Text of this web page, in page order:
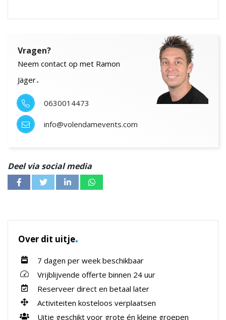
Vragen?
Neem contact op met Ramon
Jäger.
0630014473
info@volendamevents.com
Deel via social media
Over dit uitje.
7 dagen per week beschikbaar
Vrijblijvende offerte binnen 24 uur
Reserveer direct en betaal later
Activiteiten kosteloos verplaatsen
Uitje geschikt voor grote én kleine groepen